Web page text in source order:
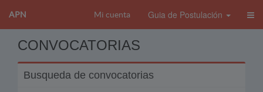
APN Mi cuenta Guia de Postulación
CONVOCATORIAS
Busqueda de convocatorias